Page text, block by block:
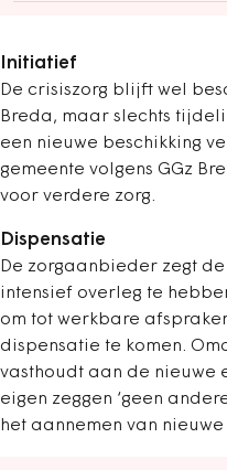
Initiatief
De crisiszorg blijft wel
Breda, maar slechts
een nieuwe beschikking
gemeente volgens GGz
voor verdere zorg.
Dispensatie
De zorgaanbieder zegt
intensief overleg te
om tot werkbare
dispensatie te komen.
vasthoudt aan de nieuwe
eigen zeggen ‘geen
het aannemen van